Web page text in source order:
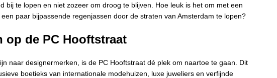
bij te lopen en niet zozeer om droog te blijven. Hoe leuk is het om met een
paar bijpassende regenjassen door de straten van Amsterdam te lopen?
op de PC Hooftstraat
naar designermerken, is de PC Hooftstraat dé plek om naartoe te gaan. Dit
boetieks van internationale modehuizen, luxe juweliers en verfijnde